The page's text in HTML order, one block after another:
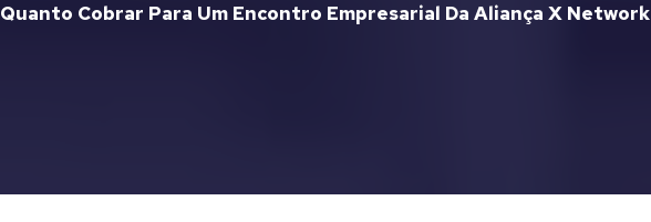
Quanto Cobrar Para Um Encontro Empresarial Da Aliança X Network